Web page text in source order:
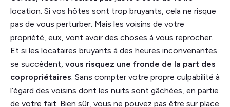
location. Si vos hôtes sont trop bruyants, cela ne risque
pas de vous perturber. Mais les voisins de votre
propriété, eux, vont avoir des choses à vous reprocher.
Et si les locataires bruyants à des heures inconvenantes
se succèdent, vous risquez une fronde de la part des
copropriétaires. Sans compter votre propre culpabilité à
l’égard des voisins dont les nuits sont gâchées, en partie
de votre fait. Bien sûr, vous ne pouvez pas être sur place